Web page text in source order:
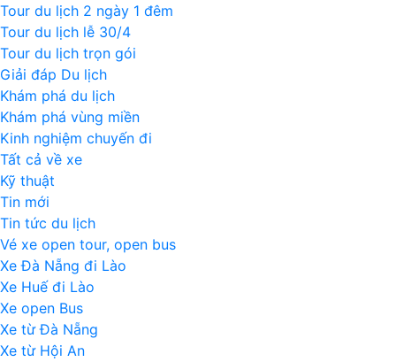
Tour du lịch 2 ngày 1 đêm
Tour du lịch lễ 30/4
Tour du lịch trọn gói
Giải đáp Du lịch
Khám phá du lịch
Khám phá vùng miền
Kinh nghiệm chuyến đi
Tất cả về xe
Kỹ thuật
Tin mới
Tin tức du lịch
Vé xe open tour, open bus
Xe Đà Nẵng đi Lào
Xe Huế đi Lào
Xe open Bus
Xe từ Đà Nẵng
Xe từ Hội An